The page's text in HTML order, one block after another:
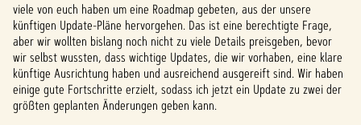
viele von euch haben um eine Roadmap gebeten, aus der unsere
künftigen Update-Pläne hervorgehen. Das ist eine berechtigte Frage,
aber wir wollten bislang noch nicht zu viele Details preisgeben, bevor
wir selbst wussten, dass wichtige Updates, die wir vorhaben, eine klare
künftige Ausrichtung haben und ausreichend ausgereift sind. Wir haben
einige gute Fortschritte erzielt, sodass ich jetzt ein Update zu zwei der
größten geplanten Änderungen geben kann.